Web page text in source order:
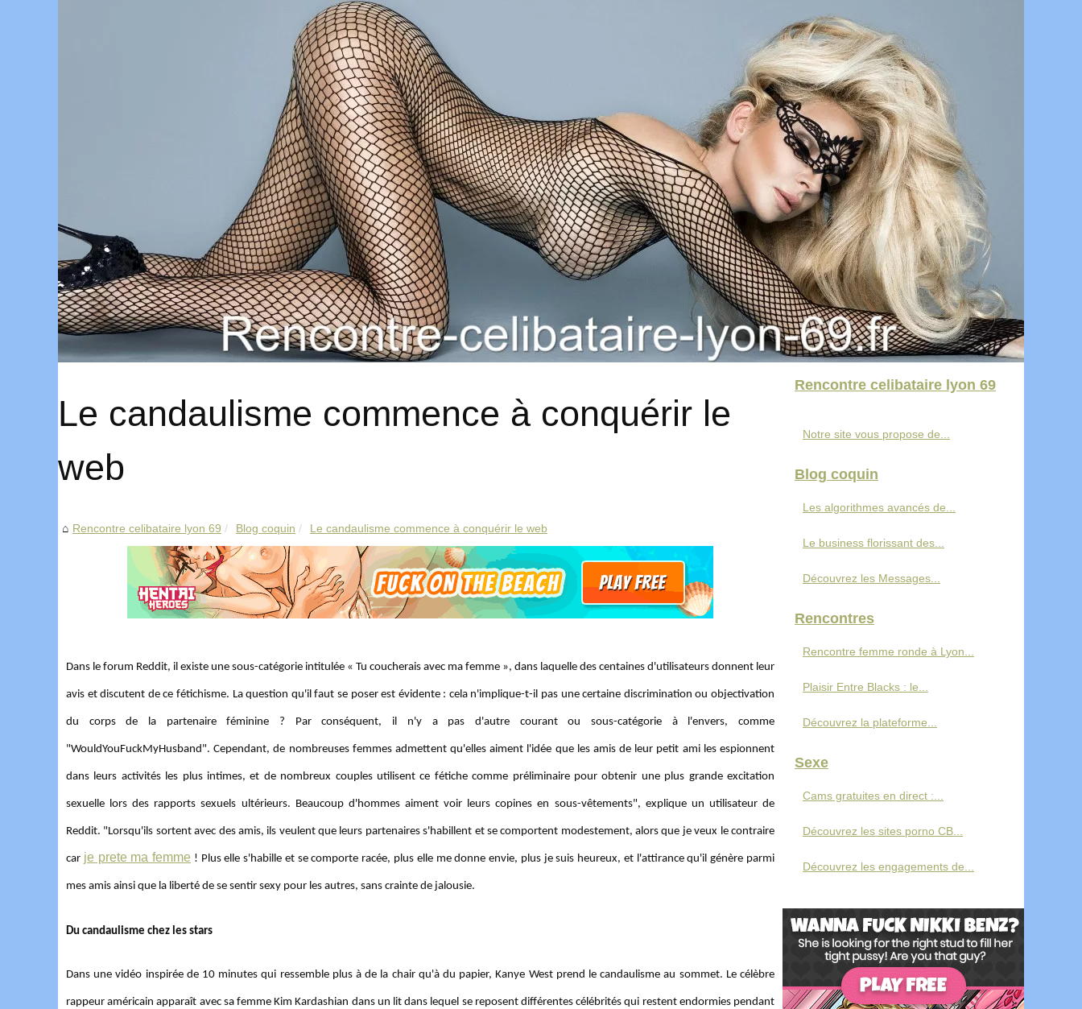
Le candaulisme commence à conquérir le
web
Rencontre celibataire lyon 69 Blog coquin Le candaulisme commence à conquérir le web
Dans le forum Reddit, il existe une sous-catégorie intitulée « Tu coucherais avec ma femme », dans laquelle des centaines d'utilisateurs donnent leur
avis et discutent de ce fétichisme. La question qu'il faut se poser est évidente : cela n'implique-t-il pas une certaine discrimination ou objectivation
du corps de la partenaire féminine ? Par conséquent, il n'y a pas d'autre courant ou sous-catégorie à l'envers, comme
"WouldYouFuckMyHusband". Cependant, de nombreuses femmes admettent qu'elles aiment l'idée que les amis de leur petit ami les espionnent
dans leurs activités les plus intimes, et de nombreux couples utilisent ce fétiche comme préliminaire pour obtenir une plus grande excitation
sexuelle lors des rapports sexuels ultérieurs. Beaucoup d'hommes aiment voir leurs copines en sous-vêtements", explique un utilisateur de
Reddit. "Lorsqu'ils sortent avec des amis, ils veulent que leurs partenaires s'habillent et se comportent modestement, alors que je veux le contraire
car je prete ma femme ! Plus elle s'habille et se comporte racée, plus elle me donne envie, plus je suis heureux, et l'attirance qu'il génère parmi
mes amis ainsi que la liberté de se sentir sexy pour les autres, sans crainte de jalousie.
Du candaulisme chez les stars
Dans une vidéo inspirée de 10 minutes qui ressemble plus à de la chair qu'à du papier, Kanye West prend le candaulisme au sommet. Le célèbre
rappeur américain apparaît avec sa femme Kim Kardashian dans un lit dans lequel se reposent différentes célébrités qui restent endormies pendant
Rencontre celibataire lyon 69
Notre site vous propose de...
Blog coquin
Les algorithmes avancés de...
Le business florissant des...
Découvrez les Messages...
Rencontres
Rencontre femme ronde à Lyon...
Plaisir Entre Blacks : le...
Découvrez la plateforme...
Sexe
Cams gratuites en direct :...
Découvrez les sites porno CB...
Découvrez les engagements de...